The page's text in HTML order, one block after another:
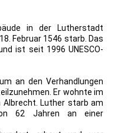
in der Lutherstadt
Februar 1546 starb. Das
ist seit 1996 UNESCO-
an den Verhandlungen
Er wohnte im
Luther starb am
62 Jahren an einer